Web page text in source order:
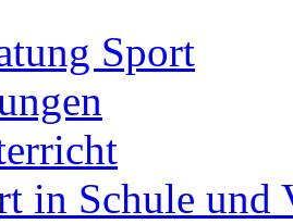
Sport
in Schule und